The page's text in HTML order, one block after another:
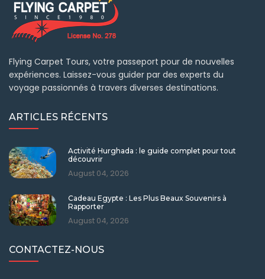
Flying Carpet Tours, votre passeport pour de nouvelles
expériences. Laissez-vous guider par des experts du
voyage passionnés à travers diverses destinations.
ARTICLES RÉCENTS
Activité Hurghada : le guide complet pour tout
découvrir
August 04, 2026
Cadeau Egypte : Les Plus Beaux Souvenirs à
Rapporter
August 04, 2026
CONTACTEZ-NOUS